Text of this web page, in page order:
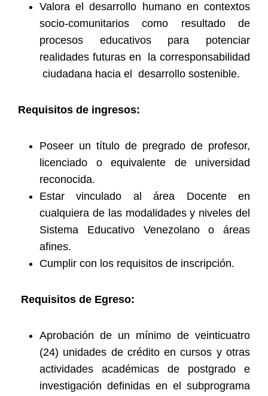
Valora el desarrollo humano en contextos
socio-comunitarios como resultado de
procesos educativos para potenciar
realidades futuras en la corresponsabilidad
ciudadana hacia el desarrollo sostenible.
Requisitos de ingresos:
Poseer un título de pregrado de profesor,
licenciado o equivalente de universidad
reconocida.
Estar vinculado al área Docente en
cualquiera de las modalidades y niveles del
Sistema Educativo Venezolano o áreas
afines.
Cumplir con los requisitos de inscripción.
Requisitos de Egreso:
Aprobación de un mínimo de veinticuatro
(24) unidades de crédito en cursos y otras
actividades académicas de postgrado e
investigación definidas en el subprograma